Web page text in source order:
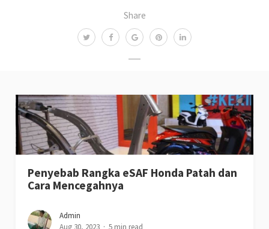
Share
Penyebab Rangka eSAF Honda Patah dan
Cara Mencegahnya
Admin